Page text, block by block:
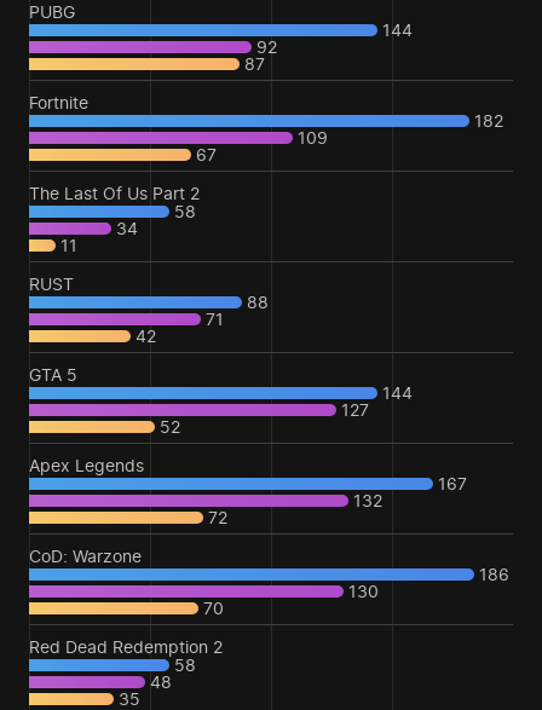
PUBG
144
92
87
Fortnite
182
109
67
The Last Of Us Part 2
58
34
11
RUST
88
71
42
GTA 5
144
127
52
Apex Legends
167
132
72
CoD: Warzone
186
130
70
Red Dead Redemption 2
58
48
35